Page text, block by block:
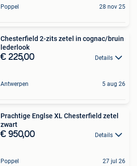
Poppel 28 nov 25
Chesterfield 2-zits zetel in cognac/bruin
lederlook
€ 225,00 Details
Antwerpen 5 aug 26
Prachtige Englse XL Chesterfield zetel
zwart
€ 950,00 Details
Poppel 27 jul 26